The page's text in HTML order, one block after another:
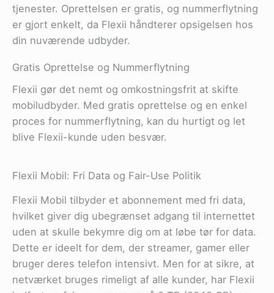
tjenester. Oprettelsen er gratis, og nummerflytning
er gjort enkelt, da Flexii håndterer opsigelsen hos
din nuværende udbyder.
Gratis Oprettelse og Nummerflytning
Flexii gør det nemt og omkostningsfrit at skifte
mobiludbyder. Med gratis oprettelse og en enkel
proces for nummerflytning, kan du hurtigt og let
blive Flexii-kunde uden besvær.
Flexii Mobil: Fri Data og Fair-Use Politik
Flexii Mobil tilbyder et abonnement med fri data,
hvilket giver dig ubegrænset adgang til internettet
uden at skulle bekymre dig om at løbe tør for data.
Dette er ideelt for dem, der streamer, gamer eller
bruger deres telefon intensivt. Men for at sikre, at
netværket bruges rimeligt af alle kunder, har Flexii